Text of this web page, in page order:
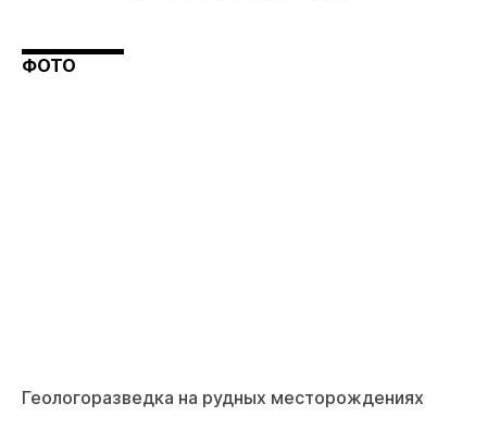
ФОТО
Геологоразведка на рудных месторождениях